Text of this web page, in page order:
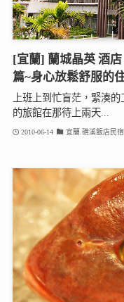
[宜蘭] 蘭城晶英 酒
篇~身心放鬆舒服的
上班上到忙盲茫，緊湊
的旅館在那待上兩天...
2010-06-14 宜蘭.礁溪飯店民宿